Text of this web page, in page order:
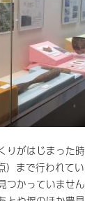
りがはじまった
）まで行われて
つかっていませ